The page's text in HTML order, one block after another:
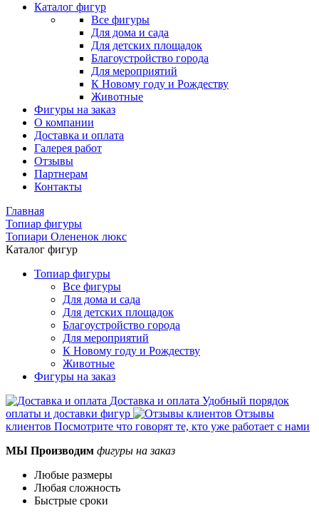
Каталог фигур
Все фигуры
Для дома и сада
Для детских площадок
Благоустройство города
Для мероприятий
К Новому году и Рождеству
Животные
Фигуры на заказ
О компании
Доставка и оплата
Галерея работ
Отзывы
Партнерам
Контакты
Главная
Топиар фигуры
Топиари Олененок люкс
Каталог фигур
Топиар фигуры
Все фигуры
Для дома и сада
Для детских площадок
Благоустройство города
Для мероприятий
К Новому году и Рождеству
Животные
Фигуры на заказ
Доставка и оплата Удобный порядок
оплаты и доставки фигур
Отзывы
клиентов Посмотрите что говорят те, кто уже работает с нами
МЫ Производим фигуры на заказ
Любые размеры
Любая сложность
Быстрые сроки